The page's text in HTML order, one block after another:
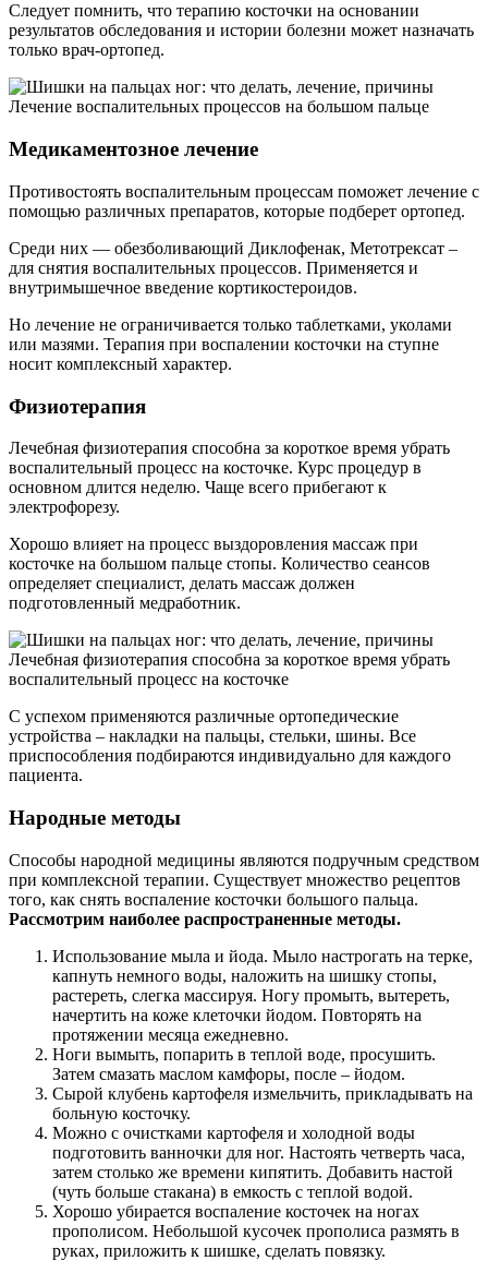
Следует помнить, что терапию косточки на основании
результатов обследования и истории болезни может назначать
только врач-ортопед.
Лечение воспалительных процессов на большом пальце
Медикаментозное лечение
Противостоять воспалительным процессам поможет лечение с
помощью различных препаратов, которые подберет ортопед.
Среди них — обезболивающий Диклофенак, Метотрексат –
для снятия воспалительных процессов. Применяется и
внутримышечное введение кортикостероидов.
Но лечение не ограничивается только таблетками, уколами
или мазями. Терапия при воспалении косточки на ступне
носит комплексный характер.
Физиотерапия
Лечебная физиотерапия способна за короткое время убрать
воспалительный процесс на косточке. Курс процедур в
основном длится неделю. Чаще всего прибегают к
электрофорезу.
Хорошо влияет на процесс выздоровления массаж при
косточке на большом пальце стопы. Количество сеансов
определяет специалист, делать массаж должен
подготовленный медработник.
Лечебная физиотерапия способна за короткое время убрать
воспалительный процесс на косточке
С успехом применяются различные ортопедические
устройства – накладки на пальцы, стельки, шины. Все
приспособления подбираются индивидуально для каждого
пациента.
Народные методы
Способы народной медицины являются подручным средством
при комплексной терапии. Существует множество рецептов
того, как снять воспаление косточки большого пальца.
Рассмотрим наиболее распространенные методы.
Использование мыла и йода. Мыло настрогать на терке,
капнуть немного воды, наложить на шишку стопы,
растереть, слегка массируя. Ногу промыть, вытереть,
начертить на коже клеточки йодом. Повторять на
протяжении месяца ежедневно.
Ноги вымыть, попарить в теплой воде, просушить.
Затем смазать маслом камфоры, после – йодом.
Сырой клубень картофеля измельчить, прикладывать на
больную косточку.
Можно с очистками картофеля и холодной воды
подготовить ванночки для ног. Настоять четверть часа,
затем столько же времени кипятить. Добавить настой
(чуть больше стакана) в емкость с теплой водой.
Хорошо убирается воспаление косточек на ногах
прополисом. Небольшой кусочек прополиса размять в
руках, приложить к шишке, сделать повязку.